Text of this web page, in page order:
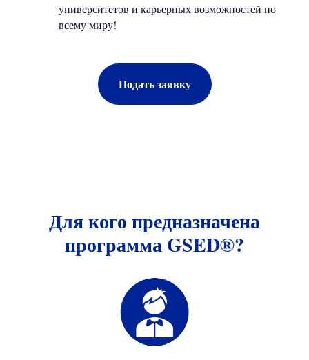
университетов и карьерных возможностей по
всему миру!
Подать заявку
Для кого предназначена
программа GSED®?